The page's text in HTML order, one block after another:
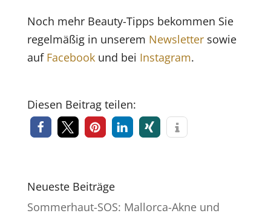
Noch mehr Beauty-Tipps bekommen Sie
regelmäßig in unserem Newslettersowie
auf Facebookund bei Instagram.
Diesen Beitrag teilen:
Neueste Beiträge
Sommerhaut-SOS: Mallorca-Akne und